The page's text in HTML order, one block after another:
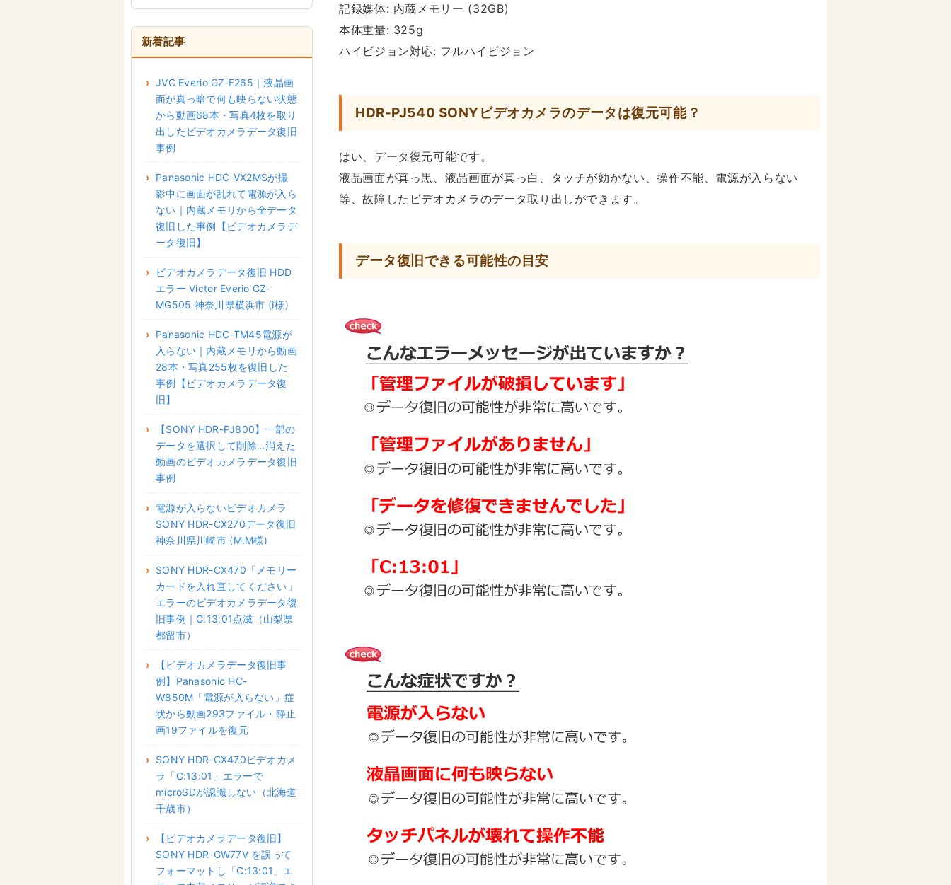
記録媒体: 内蔵メモリー (32GB)
本体重量: 325g
ハイビジョン対応: フルハイビジョン
HDR-PJ540 SONYビデオカメラのデータは復元可能？
はい、データ復元可能です。
液晶画面が真っ黒、液晶画面が真っ白、タッチが効かない、操作不能、電源が入らない
等、故障したビデオカメラのデータ取り出しができます。
データ復旧できる可能性の目安
新着記事
JVC Everio GZ-E265｜液晶画
面が真っ暗で何も映らない状態
から動画68本・写真4枚を取り
出したビデオカメラデータ復旧
事例
Panasonic HDC-VX2MSが撮
影中に画面が乱れて電源が入ら
ない｜内蔵メモリから全データ
復旧した事例【ビデオカメラデ
ータ復旧】
ビデオカメラデータ復旧 HDD
エラー Victor Everio GZ-
MG505 神奈川県横浜市 (I様)
Panasonic HDC-TM45電源が
入らない｜内蔵メモリから動画
28本・写真255枚を復旧した
事例【ビデオカメラデータ復
旧】
【SONY HDR-PJ800】一部の
データを選択して削除…消えた
動画のビデオカメラデータ復旧
事例
電源が入らないビデオカメラ
SONY HDR-CX270データ復旧
神奈川県川崎市 (M.M様)
SONY HDR-CX470「メモリー
カードを入れ直してください」
エラーのビデオカメラデータ復
旧事例｜C:13:01点滅（山梨県
都留市）
【ビデオカメラデータ復旧事
例】Panasonic HC-
W850M「電源が入らない」症
状から動画293ファイル・静止
画19ファイルを復元
SONY HDR-CX470ビデオカメ
ラ「C:13:01」エラーで
microSDが認識しない（北海道
千歳市）
【ビデオカメラデータ復旧】
SONY HDR-GW77V を誤って
フォーマットし「C:13:01」エ